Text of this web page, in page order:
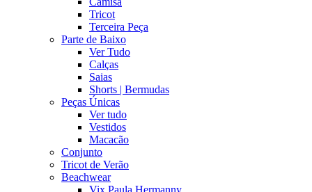
Tricot
Terceira Peça
Parte de Baixo
Ver Tudo
Calças
Saias
Shorts | Bermudas
Peças Únicas
Ver tudo
Vestidos
Macacão
Conjunto
Tricot de Verão
Beachwear
Vix Paula Hermanny